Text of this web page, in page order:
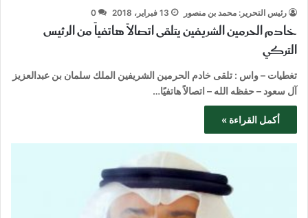
رئيس التحرير: محمد بن منصور 13 فبراير، 2018 0
خادم الحرمين الشريفين يتلقى اتصالاً هاتفياً من الرئيس
التركي
تغطيات – واس : تلقى خادم الحرمين الشريفين الملك سلمان بن عبدالعزيز
آل سعود – حفظه الله – اتصالاً هاتفيًا…
أكمل القراءة »